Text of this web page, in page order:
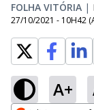
FOLHA VITÓRIA |
27/10/2021 - 10H42
A+